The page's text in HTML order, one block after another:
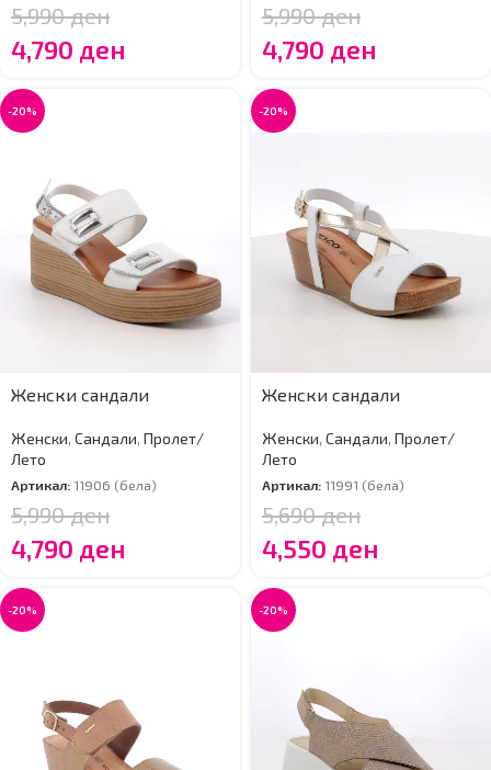
5,990ден
4,790 ден
5,990ден
4,790 ден
-20%
Женски сандали
Женски, Сандали, Пролет/
Лето
Артикал: 11906 (бела)
5,990ден
4,790 ден
-20%
Женски сандали
Женски, Сандали, Пролет/
Лето
Артикал: 11991 (бела)
5,690ден
4,550 ден
-20% -20%